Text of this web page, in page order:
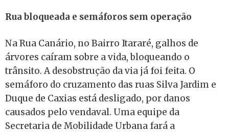
Rua bloqueada e semáforos sem operação
Na Rua Canário, no Bairro Itararé, galhos de
árvores caíram sobre a vida, bloqueando o
trânsito. A desobstrução da via já foi feita. O
semáforo do cruzamento das ruas Silva Jardim e
Duque de Caxias está desligado, por danos
causados pelo vendaval. Uma equipe da
Secretaria de Mobilidade Urbana fará a